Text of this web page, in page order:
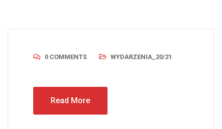
0 COMMENTS WYDARZENIA_20/21
Read More